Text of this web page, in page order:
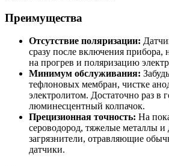
Преимущества
Отсутствие поляризации:
сразу после включения прибора,
на прогрев и поляризацию
Минимум обслуживания:
тефлоновых мембран, чистке
электролитом. Достаточно раз в
люминесцентный колпачок.
Прецизионная точность: На
сероводород, тяжелые металлы и
загрязнители, отравляющие
датчики.